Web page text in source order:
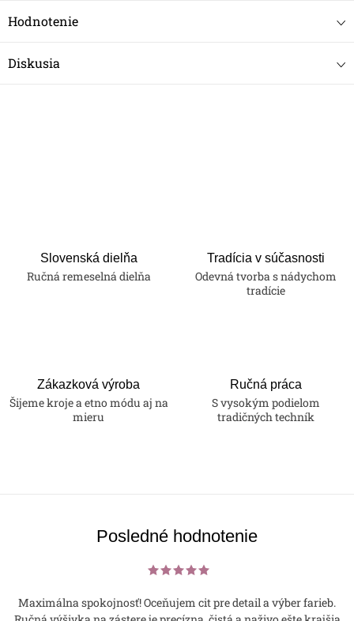
Hodnotenie
Diskusia
Slovenská dielňa
Ručná remeselná dielňa
Tradícia v súčasnosti
Odevná tvorba s nádychom
tradície
Zákazková výroba
Šijeme kroje a etno módu aj na
mieru
Ručná práca
S vysokým podielom
tradičných techník
Posledné hodnotenie
Maximálna spokojnosť! Oceňujem cit pre detail a výber farieb.